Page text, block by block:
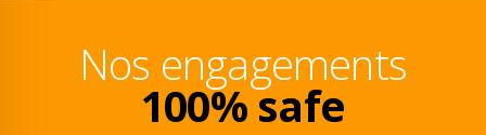
Nos engagements
100% safe